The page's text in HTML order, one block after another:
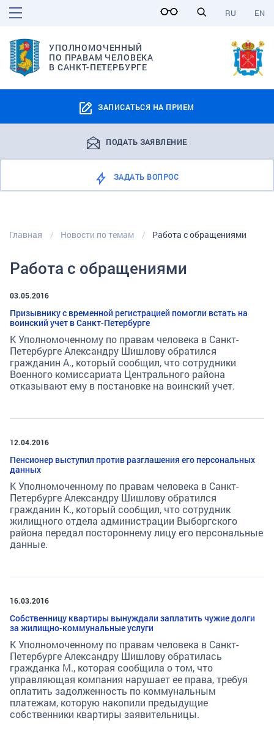
EN
RU
УПОЛНОМОЧЕННЫЙ
ПО ПРАВАМ ЧЕЛОВЕКА
В САНКТ-ПЕТЕРБУРГЕ
ЗАПИСАТЬСЯ НА ПРИЕМ
ПОДАТЬ ЗАЯВЛЕНИЕ
ЗАДАТЬ ВОПРОС
Главная Новости по темам Работа с обращениями
Работа с обращениями
03.05.2016
Призывнику с временной регистрацией помогли встать на
воинский учет в Санкт-Петербурге
К Уполномоченному по правам человека в Санкт-
Петербурге Александру Шишлову обратился
гражданин А., который сообщил, что сотрудники
Военного комиссариата Центрального района
отказывают ему в постановке на воинский учет.
12.04.2016
Пенсионер выступил против разглашения его персональных
данных
К Уполномоченному по правам человека в Санкт-
Петербурге Александру Шишлову обратился
гражданин К., который сообщил, что сотрудник
жилищного отдела администрации Выборгского
района передал постороннему лицу его персональные
данные.
16.03.2016
Собственницу квартиры вынуждали заплатить чужие долги
за жилищно-коммунальные услуги
К Уполномоченному по правам человека в Санкт-
Петербурге Александру Шишлову обратилась
гражданка М., которая сообщила о том, что
управляющая компания нарушает ее права, требуя
оплатить задолженность по коммунальным
платежам, которую накопили предыдущие
собственники квартиры заявительницы.